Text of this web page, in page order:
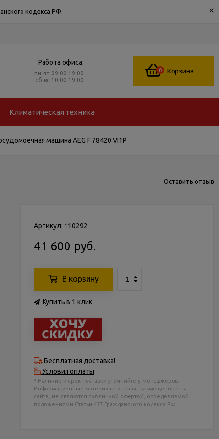
кодекса РФ. ×
Работа офиса:
пн-пт 09:00-19:00
сб-вс 10:00-19:00
0 Корзина
Климатическая техника
машина AEG F 78420 VI1P
Оставить отзыв
Артикул: 110292
41 600 руб.
В корзину
Купить в 1 клик
Бесплатная доставка!
Условия оплаты
* Наличие и срок поставки уточняйте у менеджеров.
Информационные материалы и цены, размещенные на
сайте, не являются публичной офертой, определяемой
положениями Статьи 437 Гражданского кодекса РФ.